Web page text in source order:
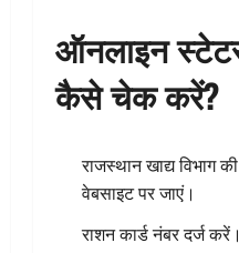
ऑनलाइन
कैसे चेक करें?
राजस्थान खाद्य विभाग की
वेबसाइट पर जाएं।
राशन कार्ड नंबर दर्ज करें।